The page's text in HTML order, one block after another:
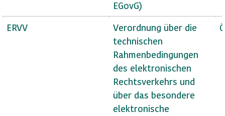
EGovG)
ERVV
Verordnung über die
technischen
Rahmenbedingungen
des elektronischen
Rechtsverkehrs und
über das besondere
elektronische